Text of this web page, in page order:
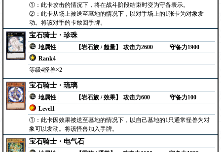
①：此卡攻击的情况下，将在战斗阶段结束时变为守备表示。
②：此卡从场上被送至墓地的情况下，以对手场上的1张卡为对象发
动。将该对手的卡放回手牌。
宝石骑士・珍珠
地属性
【岩石族 / 超量】
Rank4
攻击力2600 守备力1900
等级4怪兽×2
宝石骑士・琉璃
地属性
【岩石族 / 效果】
Level1
攻击力600 守备力100
①：此卡因效果被送至墓地的情况下，以自己墓地的1只通常怪兽为对
象可以发动。将该怪兽加入手牌。
宝石骑士・电气石